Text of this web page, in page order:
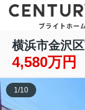
横浜市金沢
4,580万円
1/10